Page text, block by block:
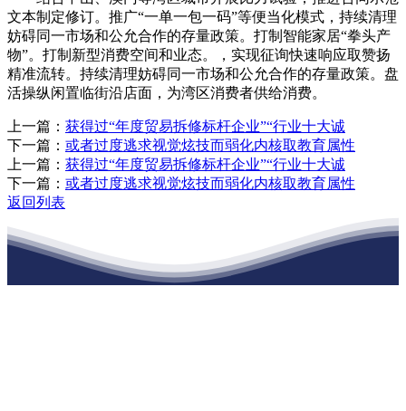
文本制定修订。推广“一单一包一码”等便当化模式，持续清理
妨碍同一市场和公允合作的存量政策。打制智能家居“拳头产
物”。打制新型消费空间和业态。，实现征询快速响应取赞扬
精准流转。持续清理妨碍同一市场和公允合作的存量政策。盘
活操纵闲置临街沿店面，为湾区消费者供给消费。
上一篇： 获得过“年度贸易拆修标杆企业”“行业十大诚
下一篇： 或者过度逃求视觉炫技而弱化内核取教育属性
上一篇： 获得过“年度贸易拆修标杆企业”“行业十大诚
下一篇： 或者过度逃求视觉炫技而弱化内核取教育属性
返回列表